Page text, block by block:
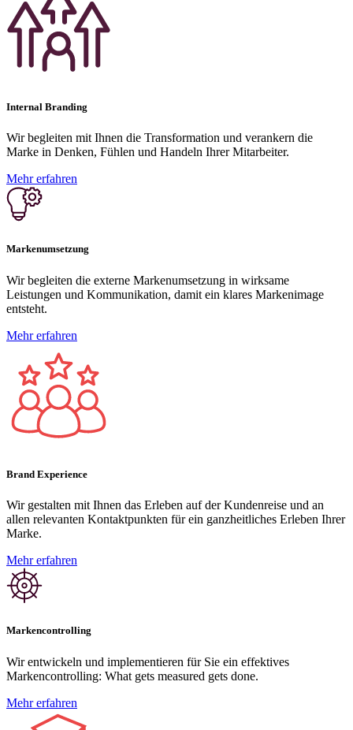
Internal Branding
Wir begleiten mit Ihnen die Transformation und verankern die
Marke in Denken, Fühlen und Handeln Ihrer Mitarbeiter.
Mehr erfahren
Markenumsetzung
Wir begleiten die externe Markenumsetzung in wirksame
Leistungen und Kommunikation, damit ein klares Markenimage
entsteht.
Mehr erfahren
Brand Experience
Wir gestalten mit Ihnen das Erleben auf der Kundenreise und an
allen relevanten Kontaktpunkten für ein ganzheitliches Erleben Ihrer
Marke.
Mehr erfahren
Markencontrolling
Wir entwickeln und implementieren für Sie ein effektives
Markencontrolling: What gets measured gets done.
Mehr erfahren